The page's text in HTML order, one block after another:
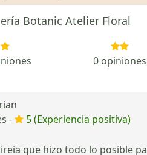
Botanic Atelier Floral
0 opiniones
-
5 (Experiencia positiva)
que hizo todo lo posible